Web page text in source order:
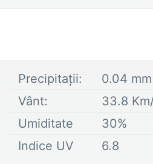
Precipitații: 0.04 mm
Vânt:
33.8
Umiditate
30%
Indice UV
6.8